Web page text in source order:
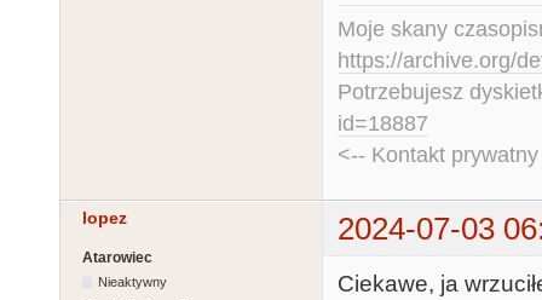
Moje skany
https://archive.org/
Potrzebujesz
id=18887
<-- Kontakt
lopez 2024-07-03
Atarowiec
Nieaktywny
Ciekawe, ja